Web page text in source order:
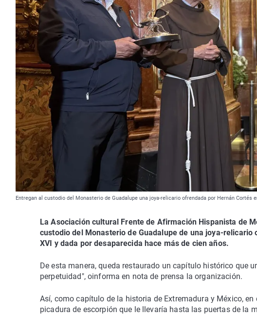
Entregan al custodio del Monasterio de Guadalupe una joya-relicario ofrendada por Hernán Cortés
La Asociación cultural Frente de Afirmación Hispanista de
custodio del Monasterio de Guadalupe de una joya-
XVI y dada por desaparecida hace más de cien años.
De esta manera, queda restaurado un capítulo histórico que
perpetuidad", oinforma en nota de prensa la organización.
Así, como capítulo de la historia de Extremadura y México,
picadura de escorpión que le llevaría hasta las puertas de la